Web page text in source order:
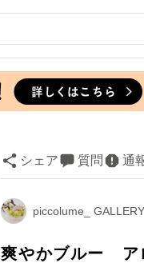
シェア 質問 通
piccolume_ GALLERY
爽やかブルー ア